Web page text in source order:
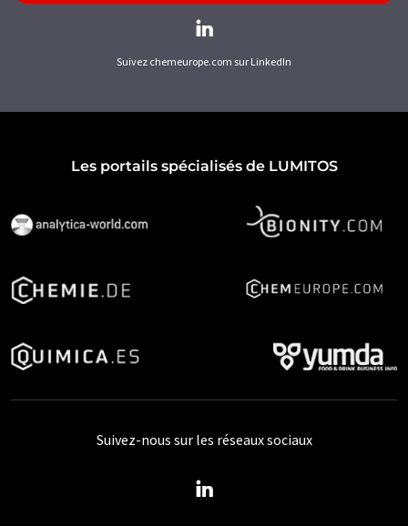
Suivez chemeurope.com sur LinkedIn
Les portails spécialisés de LUMITOS
Suivez-nous sur les réseaux sociaux